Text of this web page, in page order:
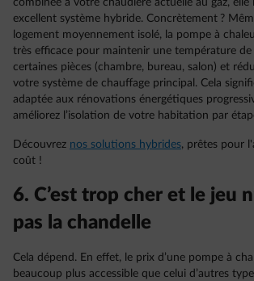
combinée à votre chaudière actuelle au gaz, elle
excellent système hybride. Concrètement ?
logement moyennement isolé, la pompe à
très efficace pour maintenir une température de
certaines pièces (chambre, bureau, salon) et
votre système de chauffage principal. Cela
adaptée aux rénovations énergétiques
améliorez l’isolation de votre habitation par
Découvrez nos solutions hybrides, prêtes pour
coût !
6. C’est trop cher et le jeu
pas la chandelle
Cela dépend. En effet, le prix d’une pompe à
beaucoup plus accessible que celui d’autres